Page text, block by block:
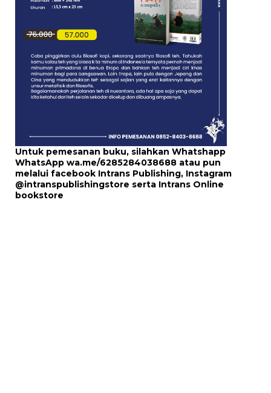
Untuk pemesanan buku, silahkan Whatshapp
WhatsApp wa.me/6285284038688 atau pun
melalui facebook Intrans Publishing, Instagram
@intranspublishingstore serta Intrans Online
bookstore